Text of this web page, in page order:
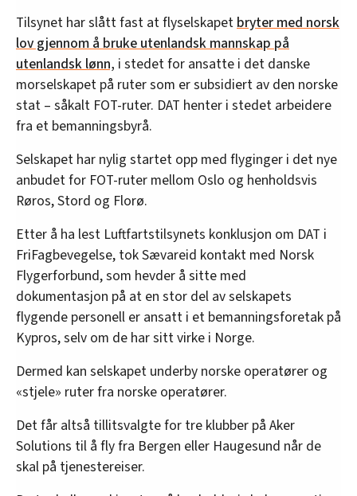
Tilsynet har slått fast at flyselskapet bryter med norsk
lov gjennom å bruke utenlandsk mannskap på
utenlandsk lønn, i stedet for ansatte i det danske
morselskapet på ruter som er subsidiert av den norske
stat – såkalt FOT-ruter. DAT henter i stedet arbeidere
fra et bemanningsbyrå.
Selskapet har nylig startet opp med flyginger i det nye
anbudet for FOT-ruter mellom Oslo og henholdsvis
Røros, Stord og Florø.
Etter å ha lest Luftfartstilsynets konklusjon om DAT i
FriFagbevegelse, tok Sævareid kontakt med Norsk
Flygerforbund, som hevder å sitte med
dokumentasjon på at en stor del av selskapets
flygende personell er ansatt i et bemanningsforetak på
Kypros, selv om de har sitt virke i Norge.
Dermed kan selskapet underby norske operatører og
«stjele» ruter fra norske operatører.
Det får altså tillitsvalgte for tre klubber på Aker
Solutions til å fly fra Bergen eller Haugesund når de
skal på tjenestereiser.